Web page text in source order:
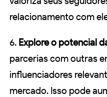
relacionamento com
6. Explore o potencial
parcerias com outras
influenciadores
mercado. Isso pode